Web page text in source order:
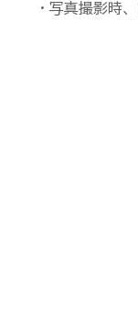
・写真撮影時